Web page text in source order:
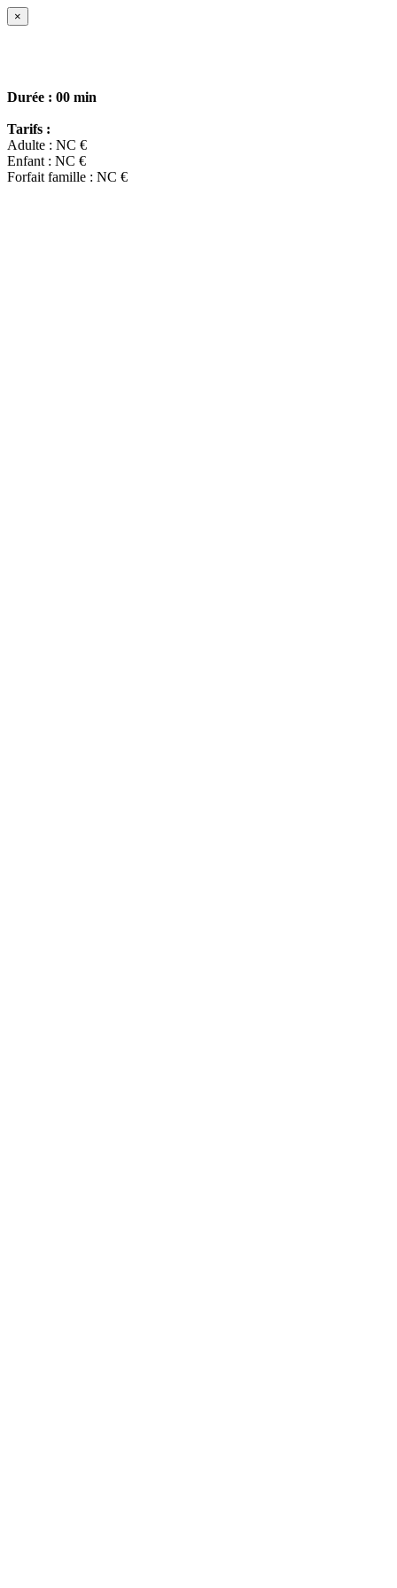
×
Durée : 00 min
Tarifs :
Adulte : NC €
Enfant : NC €
Forfait famille : NC €